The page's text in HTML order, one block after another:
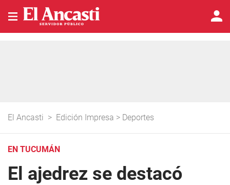
El Ancasti > Edición Impresa > Deportes
EN TUCUMÁN
El ajedrez se destacó